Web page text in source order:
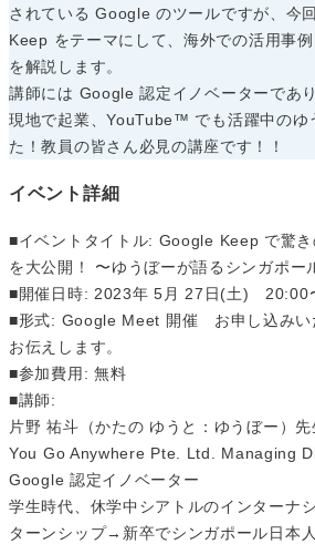
されている Google のツールですが、今
Keep をテーマにして、海外での活用事
を解説します。
講師には Google 認定イノベーターであ
現地で起業、YouTube™ でも活躍中のゆ
た！教員の皆さん必見の講座です！！
イベント詳細
■イベントタイトル: Google Keep で驚
を大公開！ 〜ゆうぼーが語るシンガポー
■開催日時: 2023年 5月 27日(土) 20:00
■形式: Google Meet 開催 ​​お申し込みい
お伝えします。
■参加費用: 無料
■講師:
片野 祐斗（かたの ゆうと：ゆうぼー）先
You Go Anywhere Pte. Ltd. Managing
Google 認定イノベーター
学生時代、休学中シアトルのインターナ
ターンシップ→新卒でシンガポール日本